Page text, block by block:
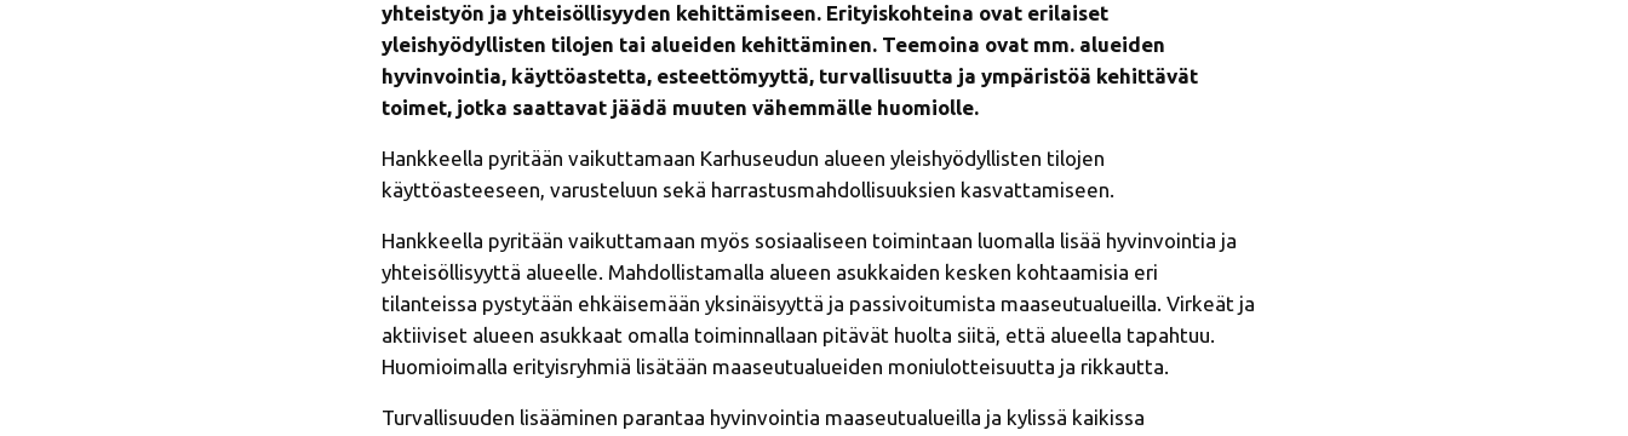
yhteistyön ja yhteisöllisyyden kehittämiseen. Erityiskohteina ovat erilaiset
yleishyödyllisten tilojen tai alueiden kehittäminen. Teemoina ovat mm. alueiden
hyvinvointia, käyttöastetta, esteettömyyttä, turvallisuutta ja ympäristöä kehittävät
toimet, jotka saattavat jäädä muuten vähemmälle huomiolle.
Hankkeella pyritään vaikuttamaan Karhuseudun alueen yleishyödyllisten tilojen
käyttöasteeseen, varusteluun sekä harrastusmahdollisuuksien kasvattamiseen.
Hankkeella pyritään vaikuttamaan myös sosiaaliseen toimintaan luomalla lisää hyvinvointia ja
yhteisöllisyyttä alueelle. Mahdollistamalla alueen asukkaiden kesken kohtaamisia eri
tilanteissa pystytään ehkäisemään yksinäisyyttä ja passivoitumista maaseutualueilla. Virkeät ja
aktiiviset alueen asukkaat omalla toiminnallaan pitävät huolta siitä, että alueella tapahtuu.
Huomioimalla erityisryhmiä lisätään maaseutualueiden moniulotteisuutta ja rikkautta.
Turvallisuuden lisääminen parantaa hyvinvointia maaseutualueilla ja kylissä kaikissa